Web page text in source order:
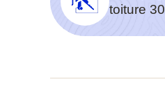
toiture 30